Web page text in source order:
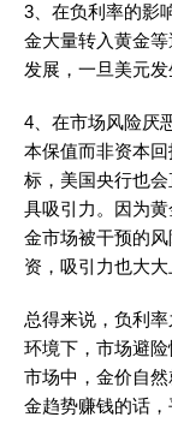
3、在负利率的影
金大量转入黄金
发展，一旦美元
4、在市场风险厌
本保值而非资本
标，美国央行也
具吸引力。因为
金市场被干预的
资，吸引力也大大
总得来说，负利
环境下，市场避
市场中，金价自
金趋势赚钱的话